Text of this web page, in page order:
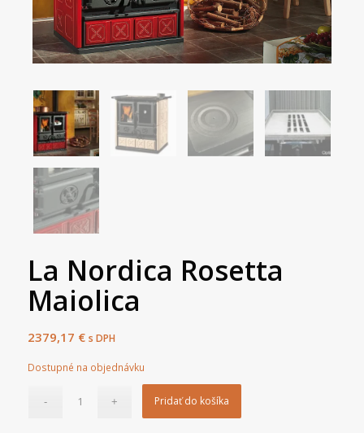
La Nordica Rosetta
Maiolica
2379,17 € s DPH
Dostupné na objednávku
Pridať do košíka